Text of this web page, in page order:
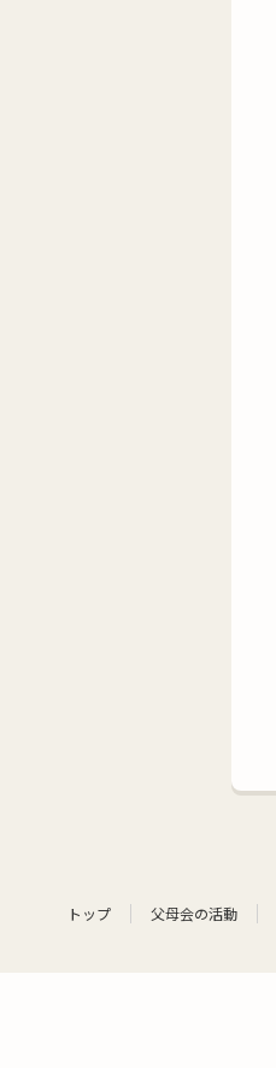
トップ 父母会の活動